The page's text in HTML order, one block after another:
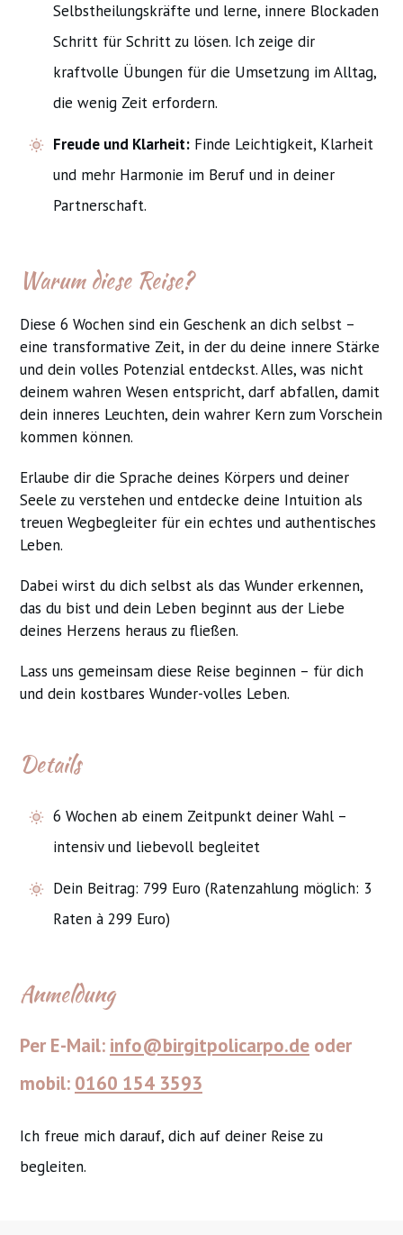
Selbstheilungskräfte und lerne, innere Blockaden
Schritt für Schritt zu lösen. Ich zeige dir
kraftvolle Übungen für die Umsetzung im Alltag,
die wenig Zeit erfordern.
Freude und Klarheit: Finde Leichtigkeit, Klarheit
und mehr Harmonie im Beruf und in deiner
Partnerschaft.
Warum diese Reise?
Diese 6 Wochen sind ein Geschenk an dich selbst –
eine transformative Zeit, in der du deine innere Stärke
und dein volles Potenzial entdeckst. Alles, was nicht
deinem wahren Wesen entspricht, darf abfallen, damit
dein inneres Leuchten, dein wahrer Kern zum Vorschein
kommen können.
Erlaube dir die Sprache deines Körpers und deiner
Seele zu verstehen und entdecke deine Intuition als
treuen Wegbegleiter für ein echtes und authentisches
Leben.
Dabei wirst du dich selbst als das Wunder erkennen,
das du bist und dein Leben beginnt aus der Liebe
deines Herzens heraus zu fließen.
Lass uns gemeinsam diese Reise beginnen – für dich
und dein kostbares Wunder-volles Leben.
Details
6 Wochen ab einem Zeitpunkt deiner Wahl –
intensiv und liebevoll begleitet
Dein Beitrag: 799 Euro (Ratenzahlung möglich: 3
Raten à 299 Euro)
Anmeldung
Per E-Mail: info@birgitpolicarpo.de oder
mobil: 0160 154 3593
Ich freue mich darauf, dich auf deiner Reise zu
begleiten.